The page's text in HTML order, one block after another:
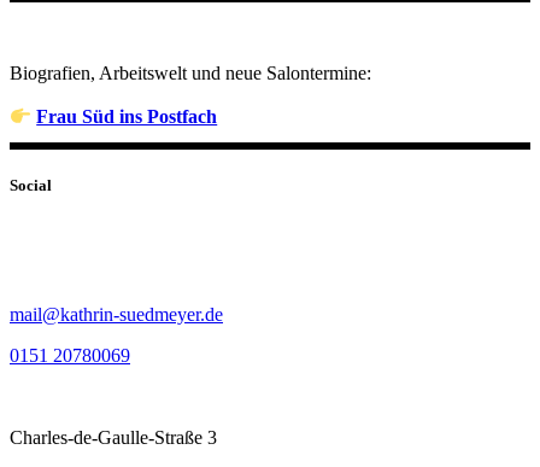
Biografien, Arbeitswelt und neue Salontermine:
Frau Süd ins Postfach
Social
mail@kathrin-suedmeyer.de
0151 20780069
Charles-de-Gaulle-Straße 3